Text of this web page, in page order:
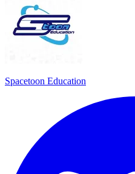
Spacetoon Education